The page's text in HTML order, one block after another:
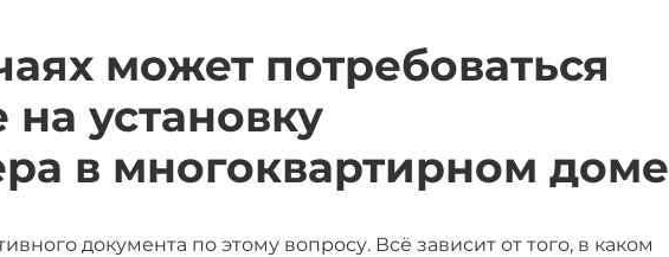
может потребоваться
установку
в многоквартирном доме
документа по этому вопросу. Всё зависит от того, в каком